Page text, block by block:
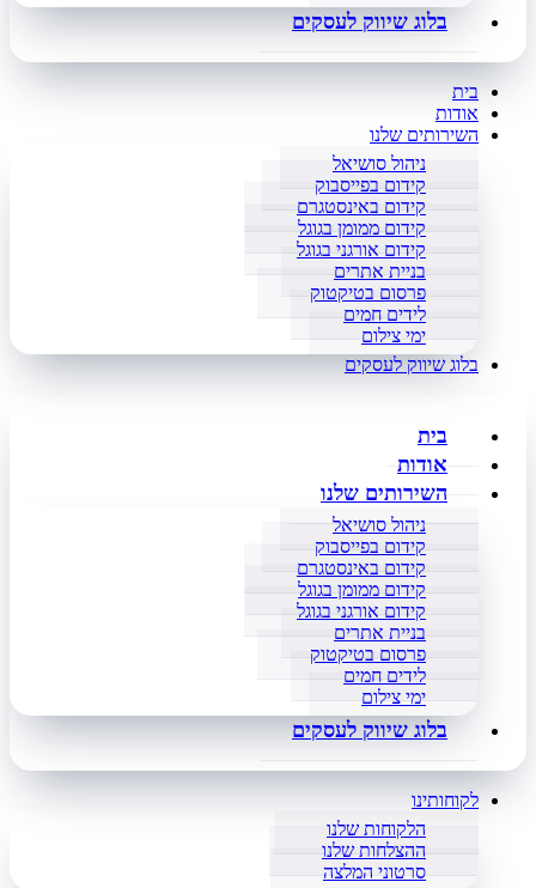
בלוג שיווק לעסקים
בית
אודות
השירותים שלנו
ניהול סושיאל
קידום בפייסבוק
קידום באינסטגרם
קידום ממומן בגוגל
קידום אורגני בגוגל
בניית אתרים
פרסום בטיקטוק
לידים חמים
ימי צילום
בלוג שיווק לעסקים
בית
אודות
השירותים שלנו
ניהול סושיאל
קידום בפייסבוק
קידום באינסטגרם
קידום ממומן בגוגל
קידום אורגני בגוגל
בניית אתרים
פרסום בטיקטוק
לידים חמים
ימי צילום
בלוג שיווק לעסקים
לקוחותינו
הלקוחות שלנו
ההצלחות שלנו
סרטוני המלצה